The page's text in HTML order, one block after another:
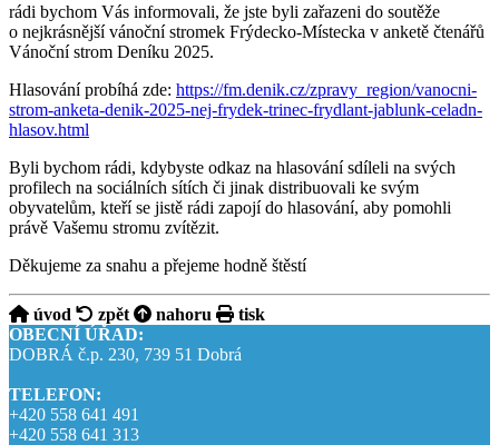
rádi bychom Vás informovali, že jste byli zařazeni do soutěže
o nejkrásnější vánoční stromek Frýdecko-Místecka v anketě čtenářů
Vánoční strom Deníku 2025.
Hlasování probíhá zde: https://fm.denik.cz/zpravy_region/vanocni-
strom-anketa-denik-2025-nej-frydek-trinec-frydlant-jablunk-celadn-
hlasov.html
Byli bychom rádi, kdybyste odkaz na hlasování sdíleli na svých
profilech na sociálních sítích či jinak distribuovali ke svým
obyvatelům, kteří se jistě rádi zapojí do hlasování, aby pomohli
právě Vašemu stromu zvítězit.
Děkujeme za snahu a přejeme hodně štěstí
úvod zpět nahoru
tisk
OBECNÍ ÚŘAD:
DOBRÁ č.p. 230, 739 51 Dobrá
TELEFON:
+420 558 641 491
+420 558 641 313